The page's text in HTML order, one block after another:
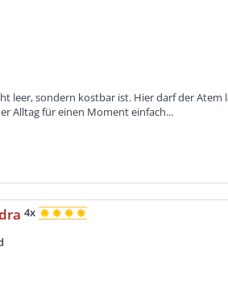
leer, sondern kostbar ist. Hier darf der Atem
Alltag für einen Moment einfach...
4x